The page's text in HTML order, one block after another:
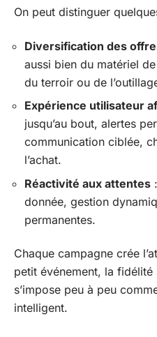
On peut distinguer
Diversification des
aussi bien du matériel
du terroir ou de
Expérience utilisateur
jusqu’au bout, alertes
communication ciblée,
l’achat.
Réactivité aux attentes
donnée, gestion
permanentes.
Chaque campagne crée
petit événement, la
s’impose peu à peu
intelligent.